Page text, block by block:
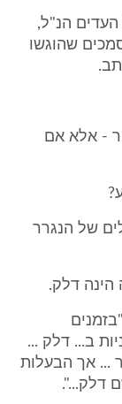
העדים הנ"ל,
שהוגשו
- אלא אם
של הנגרר
"בזמנים
ב... דלק ...
... אך הבעלות
דלק...".